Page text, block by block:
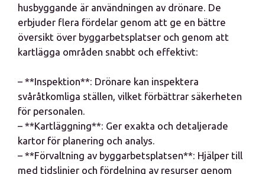
husbyggande är användningen av drönare. De
erbjuder flera fördelar genom att ge en bättre
översikt över byggarbetsplatser och genom att
kartlägga områden snabbt och effektivt:
– **Inspektion**: Drönare kan inspektera
svåråtkomliga ställen, vilket förbättrar säkerheten
för personalen.
– **Kartläggning**: Ger exakta och detaljerade
kartor för planering och analys.
– **Förvaltning av byggarbetsplatsen**: Hjälper till
med tidslinjer och fördelning av resurser genom